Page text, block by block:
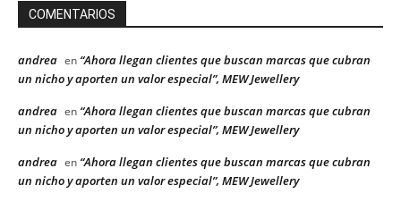
COMENTARIOS
andrea en “Ahora llegan clientes que buscan marcas que cubran
un nicho y aporten un valor especial”, MEW Jewellery
andrea en “Ahora llegan clientes que buscan marcas que cubran
un nicho y aporten un valor especial”, MEW Jewellery
andrea en “Ahora llegan clientes que buscan marcas que cubran
un nicho y aporten un valor especial”, MEW Jewellery